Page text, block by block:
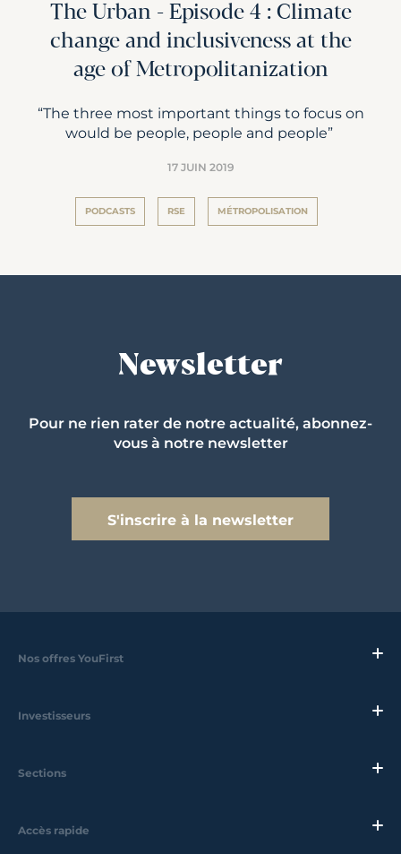
The Urban - Episode 4 : Climate
change and inclusiveness at the
age of Metropolitanization
“The three most important things to focus on
would be people, people and people”
17 JUIN 2019
PODCASTS RSE MÉTROPOLISATION
Newsletter
Pour ne rien rater de notre actualité, abonnez-
vous à notre newsletter
S'inscrire à la newsletter
Nos offres YouFirst
Investisseurs
Sections
Accès rapide